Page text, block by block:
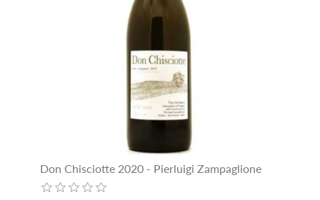
Don Chisciotte 2020 - Pierluigi Zampaglione